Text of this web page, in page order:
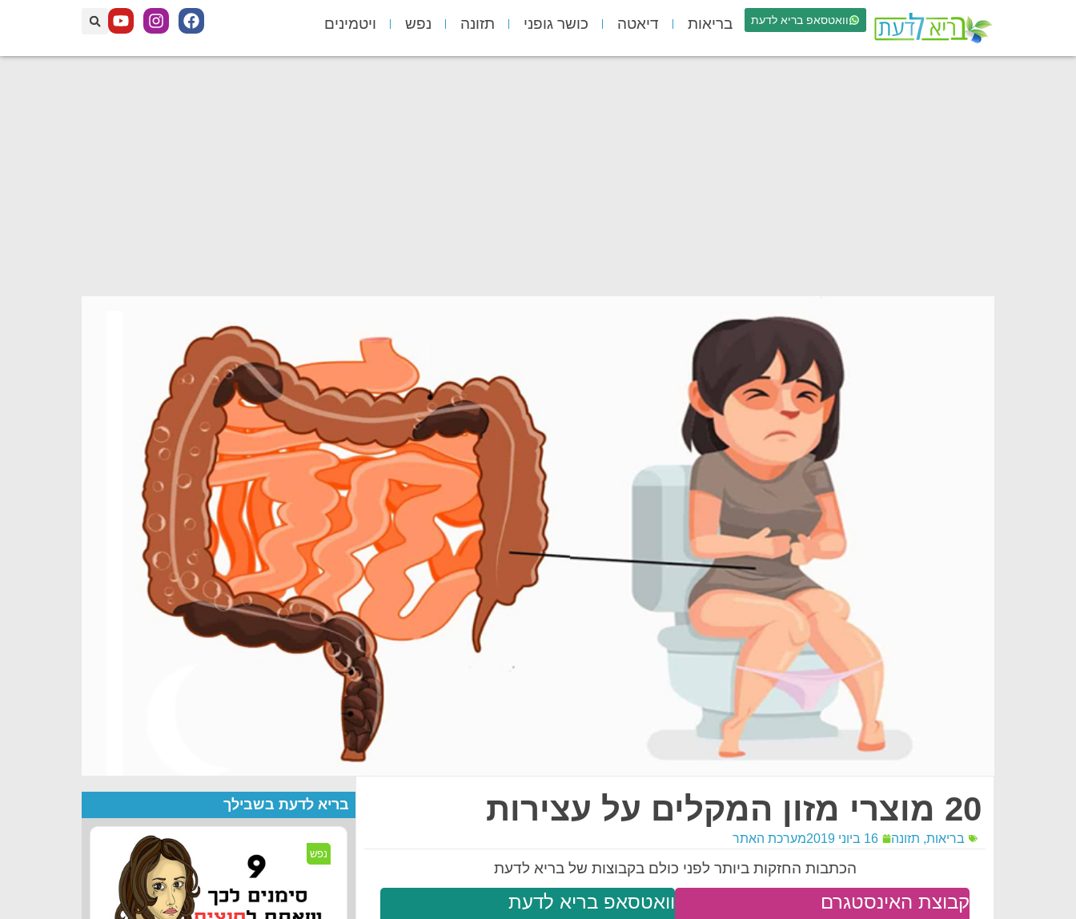
וואטסאפ בריא לדעת בריאות דיאטה כושר גופני תזונה נפש ויטמינים
20 מוצרי מזון המקלים על עצירות
בריאות, תזונה 16 ביוני 2019 מערכת האתר
הכתבות החזקות ביותר לפני כולם בקבוצות של בריא לדעת
וואטסאפ בריא לדעת קבוצת האינסטגרם
בריא לדעת בשבילך
נפש